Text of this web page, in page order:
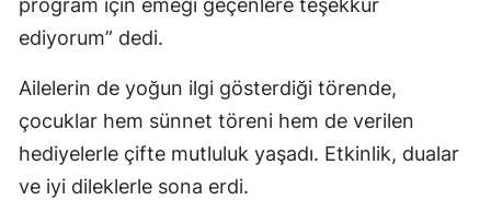
program için emeği geçenlere teşekkür
ediyorum” dedi.
Ailelerin de yoğun ilgi gösterdiği törende,
çocuklar hem sünnet töreni hem de verilen
hediyelerle çifte mutluluk yaşadı. Etkinlik, dualar
ve iyi dileklerle sona erdi.